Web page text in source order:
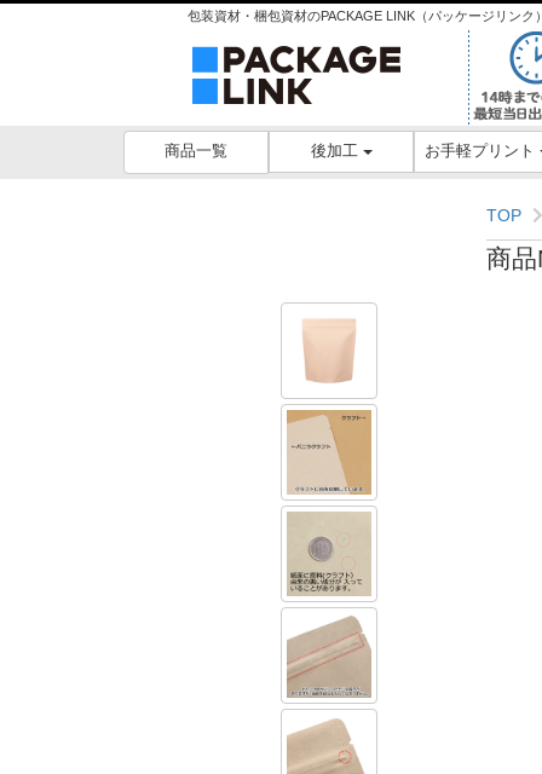
包装資材・梱包資材のPACKAGE LINK（パッケージリンク
商品一覧 後加工 お手軽プリント
TOP
商